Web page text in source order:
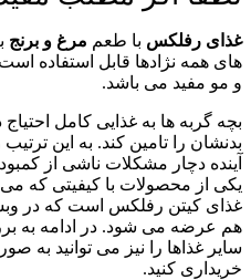
غذای رفلکس با طعم مرغ و برنج
های همه نژادها قابل استفاده
و مو مفید می باشد.
بچه گربه ها به غذایی کامل احتیاج
بدنشان را تامین کند. به این
آینده دچار مشکلات ناشی از
یکی از محصولات با کیفیتی که می
غذای کیتن رفلکس است که در
هم عرضه می شود. در ادامه به
سایر غذاها را نیز می توانید به
خریداری کنید.